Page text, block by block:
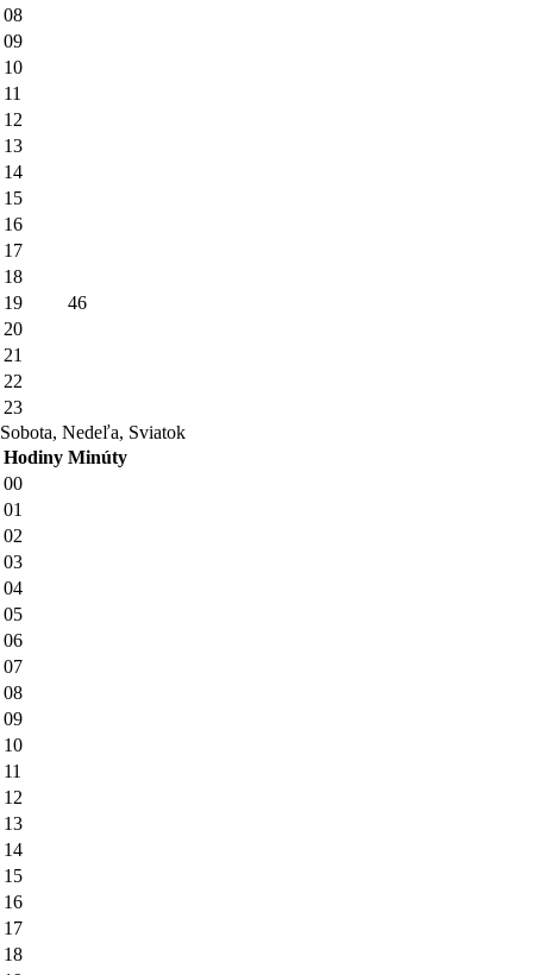
08
09
10
11
12
13
14
15
16
17
18
19
46
20
21
22
23
Sobota, Nedeľa, Sviatok
Hodiny Minúty
00
01
02
03
04
05
06
07
08
09
10
11
12
13
14
15
16
17
18